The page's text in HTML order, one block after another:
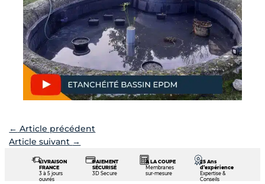
← Article précédent
Article suivant →
LIVRAISON
FRANCE
3 à 5 jours
ouvrés
PAIEMENT
SÉCURISÉ
3D Secure
À LA COUPE
Membranes
sur-mesure
25 Ans
d’expérience
Expertise &
Conseils